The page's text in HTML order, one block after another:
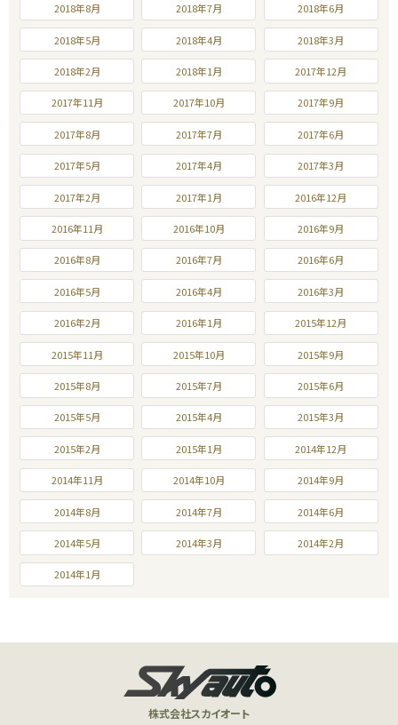
2018年8月 2018年7月 2018年6月
2018年5月 2018年4月 2018年3月
2018年2月 2018年1月 2017年12月
2017年11月 2017年10月 2017年9月
2017年8月 2017年7月 2017年6月
2017年5月 2017年4月 2017年3月
2017年2月 2017年1月 2016年12月
2016年11月 2016年10月 2016年9月
2016年8月 2016年7月 2016年6月
2016年5月 2016年4月 2016年3月
2016年2月 2016年1月 2015年12月
2015年11月 2015年10月 2015年9月
2015年8月 2015年7月 2015年6月
2015年5月 2015年4月 2015年3月
2015年2月 2015年1月 2014年12月
2014年11月 2014年10月 2014年9月
2014年8月 2014年7月 2014年6月
2014年5月 2014年3月 2014年2月
2014年1月
株式会社スカイオート